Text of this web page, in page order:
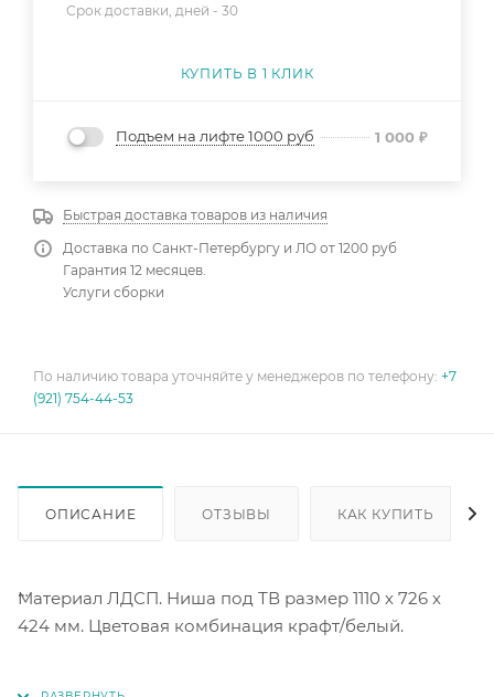
Срок доставки, дней - 30
КУПИТЬ В 1 КЛИК
Подъем на лифте 1000 руб 1 000 ₽
Быстрая доставка товаров из наличия
Доставка по Санкт-Петербургу и ЛО от 1200 руб
Гарантия 12 месяцев.
Услуги сборки
По наличию товара уточняйте у менеджеров по телефону: +7
(921) 754-44-53
ОПИСАНИЕ ОТЗЫВЫ КАК КУПИТЬ
Материал ЛДСП. Ниша под ТВ размер 1110 х 726 х
424 мм. Цветовая комбинация крафт/белый.